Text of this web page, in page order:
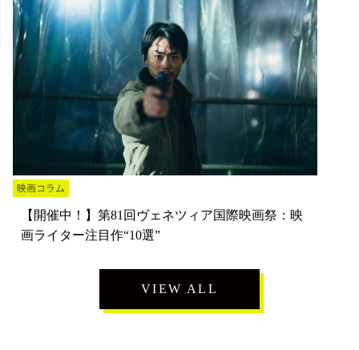
映画コラム
【開催中！】第81回ヴェネツィア国際映画祭：映
画ライター注目作“10選”
VIEW ALL